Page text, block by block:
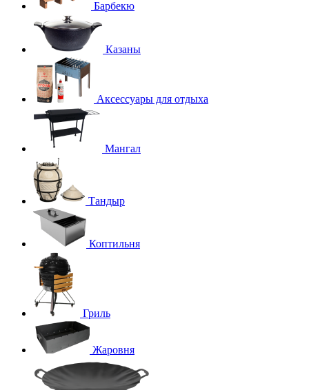
Барбекю
Казаны
Аксессуары для отдыха
Мангал
Тандыр
Коптильня
Гриль
Жаровня